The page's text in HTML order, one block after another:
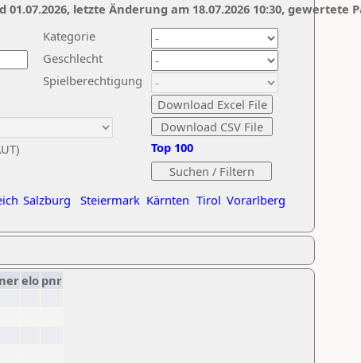
Kategorie
Geschlecht
Spielberechtigung
Salzburg Steiermark Kärnten Tirol Vorarlberg
Top 100
01.07.2026, letzte Änderung am 18.07.2026 10:30, gewertete
elo pnr